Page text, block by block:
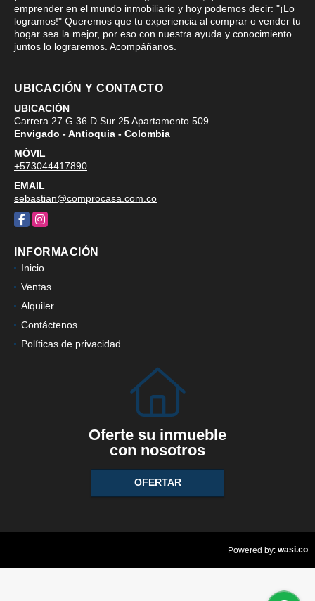
emprender en el mundo inmobiliario y hoy podemos decir: "¡Lo
logramos!" Queremos que tu experiencia al comprar o vender tu
hogar sea la mejor, por eso con nuestra ayuda y conocimiento
juntos lo lograremos. Acompáñanos.
UBICACIÓN Y CONTACTO
UBICACIÓN
Carrera 27 G 36 D Sur 25 Apartamento 509
Envigado - Antioquia - Colombia
MÓVIL
+573044417890
EMAIL
sebastian@comprocasa.com.co
FacebookInstagram
INFORMACIÓN
Inicio
Ventas
Alquiler
Contáctenos
Políticas de privacidad
Oferte su inmueble
con nosotros
OFERTAR
Powered by: wasi.co